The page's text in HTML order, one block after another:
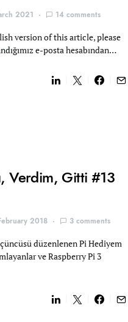
2021 14 comments
version of this article, please
e-posta hesabından…
Verdim, Gitti #13
2018 3 comments
düzenlenen Pi Hediyem
ve Raspberry Pi 3